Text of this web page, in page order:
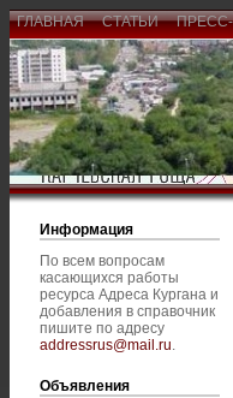
ГЛАВНАЯ СТАТЬИ
Информация
По всем вопросам
касающихся работы
ресурса Адреса Кургана и
добавления в справочник
пишите по адресу
addressrus@mail.ru.
Объявления